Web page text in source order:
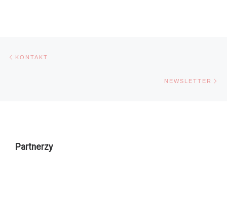
Nawigacja wpisu
KONTAKT
NEWSLETTER
Partnerzy